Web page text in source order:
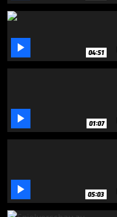
 04:51
 01:07
 05:03